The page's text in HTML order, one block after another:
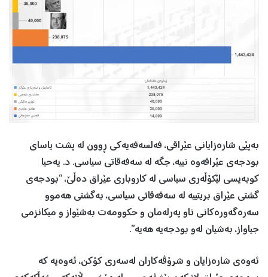
بەپێی شارەزایانی عێراقی، فەلسەفەیەکی ڕوون لە پشت یاسای
بودجەی عێراقەوە نییە، جگە لە سەفەقاتی سیاسی. د. یەحیا
كوبەیسی لێكۆڵەری سیاسی لە كاروباری عێراق دەڵێ، “بودجەی
گشتی عێراق بریتییە لە سەفەقاتی سیاسی، بەگشتی هەموو
سەرەگەورەكانی ناو پەرلەمان و حكوومەت بەشێواز و میكانزمی
جیاواز، بەشیان لەو بودجەیە هەیە”.
ئەوەی شارەزایان و شرۆڤەکاران لەسەری کۆکن، ئەوەیە کە